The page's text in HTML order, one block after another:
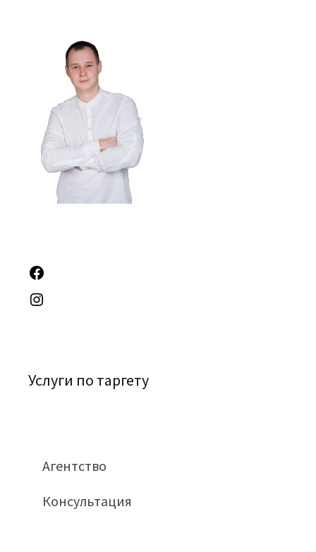
Услуги по таргету
Агентство
Консультация